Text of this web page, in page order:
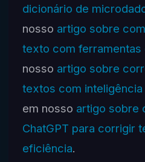
dicionário de
nosso artigo sobre
texto com ferramentas
nosso artigo sobre
textos com
em nosso artigo sobre
ChatGPT para corrigir
eficiência.